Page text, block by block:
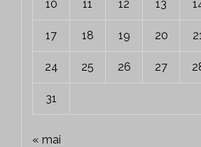
10 11 12 13
17 18 19 20
24 25 26 27
31
« mai